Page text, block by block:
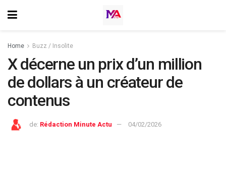
Home Buzz / Insolite
X décerne un prix d’un million
de dollars à un créateur de
contenus
de: Rédaction Minute Actu 04/02/2026